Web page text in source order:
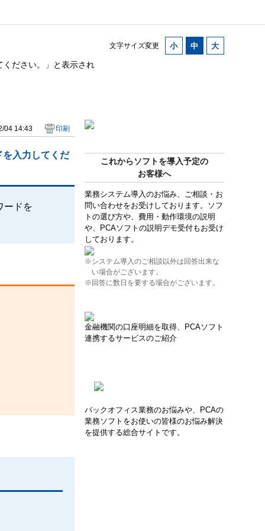
文字サイズ変更
ださい。」と表示され
これからソフトを導入予定の
お客様へ
業務システム導入のお悩み、ご相談・お
問い合わせをお受けしております。ソフ
トの選び方や、費用・動作環境の説明
や、PCAソフトの説明デモ受付もお受け
しております。
※システム導入のご相談以外は回答出来な
い場合がございます。
※回答に数日を要する場合がございます。
金融機関の口座明細を取得、PCAソフト
連携するサービスのご紹介
バックオフィス業務のお悩みや、PCAの
業務ソフトをお使いの皆様のお悩み解決
を提供する総合サイトです。
04 14:43 印刷
入力してくだ
ードを